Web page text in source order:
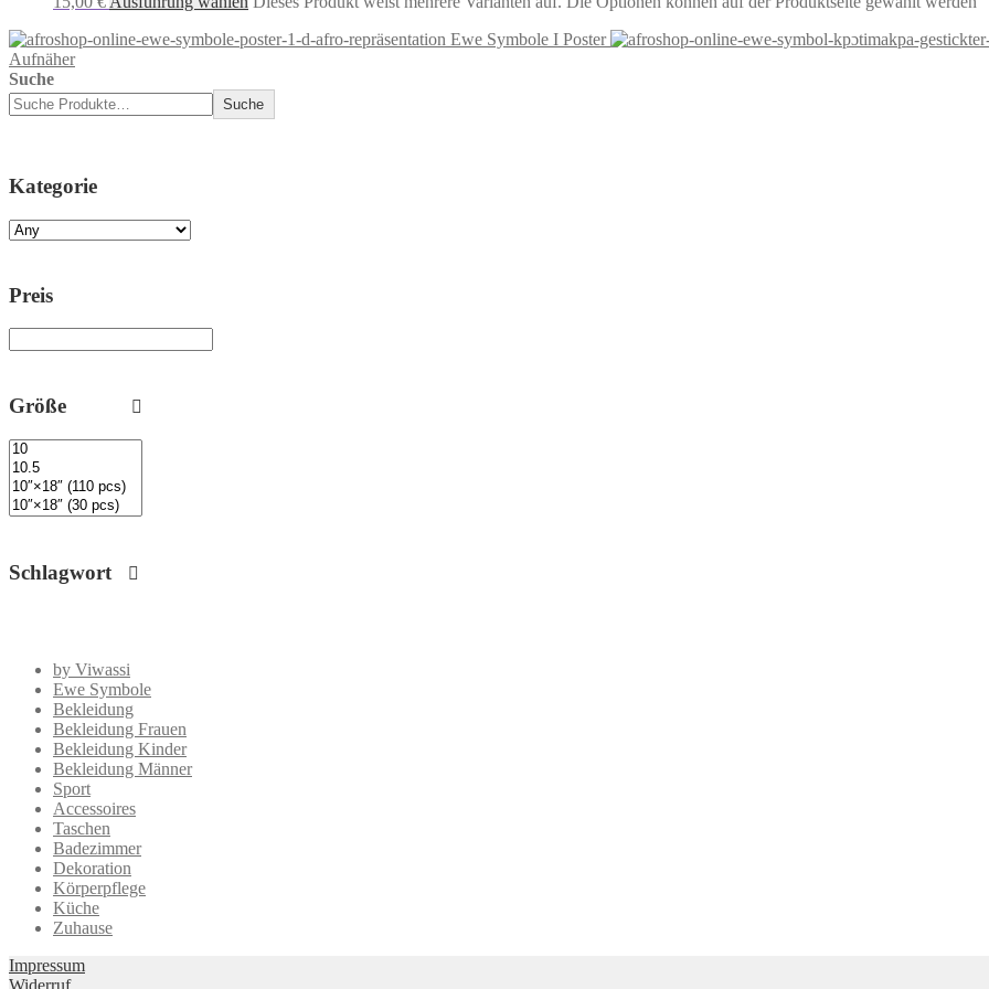
Ewe Symbole I Poster
Aufnäher
Suche
Suche
Kategorie
Preis
Größe
Schlagwort
by Viwassi
Ewe Symbole
Bekleidung
Bekleidung Frauen
Bekleidung Kinder
Bekleidung Männer
Sport
Accessoires
Taschen
Badezimmer
Dekoration
Körperpflege
Küche
Zuhause
Impressum
Widerruf